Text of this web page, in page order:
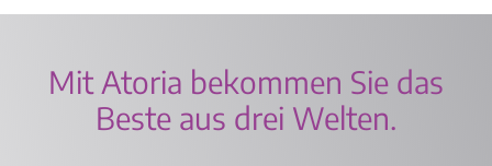
Mit Atoria bekommen Sie das
Beste aus drei Welten.